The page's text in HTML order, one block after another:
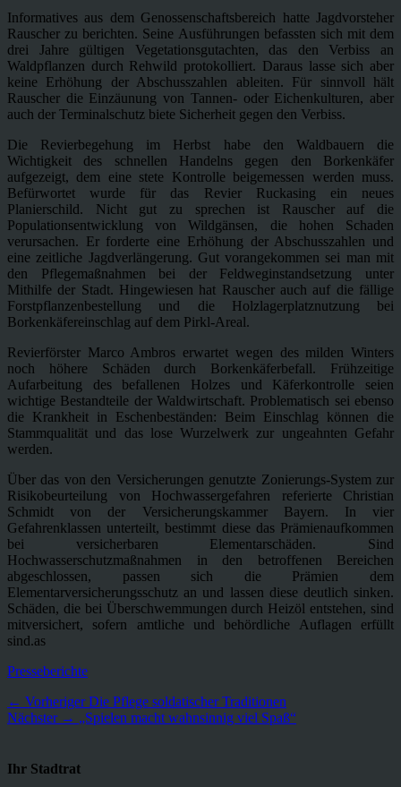
Informatives aus dem Genossenschaftsbereich hatte Jagdvorsteher
Rauscher zu berichten. Seine Ausführungen befassten sich mit dem
drei Jahre gültigen Vegetationsgutachten, das den Verbiss an
Waldpflanzen durch Rehwild protokolliert. Daraus lasse sich aber
keine Erhöhung der Abschusszahlen ableiten. Für sinnvoll hält
Rauscher die Einzäunung von Tannen- oder Eichenkulturen, aber
auch der Terminalschutz biete Sicherheit gegen den Verbiss.
Die Revierbegehung im Herbst habe den Waldbauern die
Wichtigkeit des schnellen Handelns gegen den Borkenkäfer
aufgezeigt, dem eine stete Kontrolle beigemessen werden muss.
Befürwortet wurde für das Revier Ruckasing ein neues
Planierschild. Nicht gut zu sprechen ist Rauscher auf die
Populationsentwicklung von Wildgänsen, die hohen Schaden
verursachen. Er forderte eine Erhöhung der Abschusszahlen und
eine zeitliche Jagdverlängerung. Gut vorangekommen sei man mit
den Pflegemaßnahmen bei der Feldweginstandsetzung unter
Mithilfe der Stadt. Hingewiesen hat Rauscher auch auf die fällige
Forstpflanzenbestellung und die Holzlagerplatznutzung bei
Borkenkäfereinschlag auf dem Pirkl-Areal.
Revierförster Marco Ambros erwartet wegen des milden Winters
noch höhere Schäden durch Borkenkäferbefall. Frühzeitige
Aufarbeitung des befallenen Holzes und Käferkontrolle seien
wichtige Bestandteile der Waldwirtschaft. Problematisch sei ebenso
die Krankheit in Eschenbeständen: Beim Einschlag können die
Stammqualität und das lose Wurzelwerk zur ungeahnten Gefahr
werden.
Über das von den Versicherungen genutzte Zonierungs-System zur
Risikobeurteilung von Hochwassergefahren referierte Christian
Schmidt von der Versicherungskammer Bayern. In vier
Gefahrenklassen unterteilt, bestimmt diese das Prämienaufkommen
bei versicherbaren Elementarschäden. Sind
Hochwasserschutzmaßnahmen in den betroffenen Bereichen
abgeschlossen, passen sich die Prämien dem
Elementarversicherungsschutz an und lassen diese deutlich sinken.
Schäden, die bei Überschwemmungen durch Heizöl entstehen, sind
mitversichert, sofern amtliche und behördliche Auflagen erfüllt
sind.as
Kategorien
Presseberichte
Beitragsnavigation
← Vorheriger Vorheriger
Beitrag:
Die Pflege soldatischer Traditionen
Nächster →
Nächster
„Spielen macht wahnsinnig viel Spaß“
Ihr Stadtrat